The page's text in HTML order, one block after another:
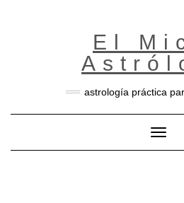
El
astrología práctica